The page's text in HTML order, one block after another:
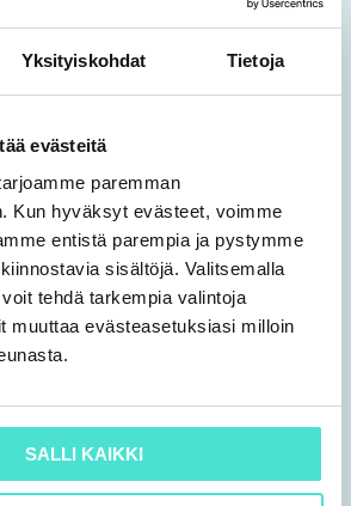
Yksityiskohdat Tietoja
evästeitä
paremman
Kun hyväksyt evästeet, voimme
entistä parempia ja pystymme
sisältöjä. Valitsemalla
tehdä tarkempia valintoja
muuttaa evästeasetuksiasi milloin
SALLI KAIKKI
KPMG Oy Ab
vaikutukset
veroihin
Reponen, Signia
vaikutukset
veroihin jatkuu